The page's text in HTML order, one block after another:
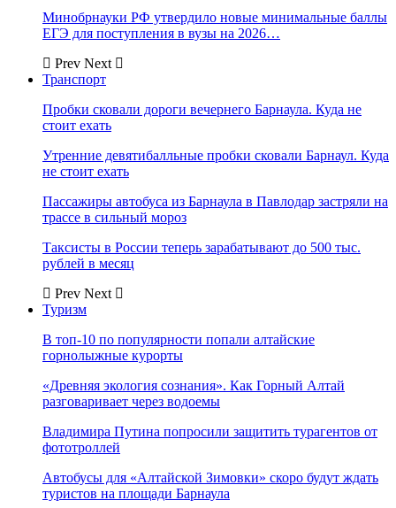
Минобрнауки РФ утвердило новые минимальные баллы
ЕГЭ для поступления в вузы на 2026…
Prev Next
Транспорт
Пробки сковали дороги вечернего Барнаула. Куда не
стоит ехать
Утренние девятибалльные пробки сковали Барнаул. Куда
не стоит ехать
Пассажиры автобуса из Барнаула в Павлодар застряли на
трассе в сильный мороз
Таксисты в России теперь зарабатывают до 500 тыс.
рублей в месяц
Prev Next
Туризм
В топ-10 по популярности попали алтайские
горнолыжные курорты
«Древняя экология сознания». Как Горный Алтай
разговаривает через водоемы
Владимира Путина попросили защитить турагентов от
фототроллей
Автобусы для «Алтайской Зимовки» скоро будут ждать
туристов на площади Барнаула